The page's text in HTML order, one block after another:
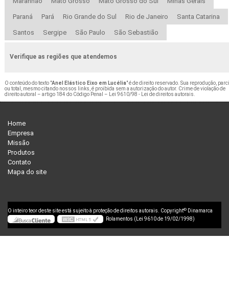
Paraná Pará Rio Grande do Sul Rio de Janeiro Santa Catarina
Santos Sergipe São Paulo São Sebastião
Verifique as regiões que atendemos
O conteúdo do texto "Anel Elástico Eixo em Lucélia" é de direito reservado. Sua reprodução,
ou total, mesmo citando nossos links, é proibida sem a autorização do autor. Crime de violação de
direito autoral – artigo 184 do Código Penal – Lei 9610/98 - Lei de direitos autorais.
Home
Empresa
Missão
Produtos
Contato
Mapa do site
O inteiro teor deste site está sujeito à proteção de direitos autorais. Copyright© Dinamarca
Rolamentos (Lei 9610 de 19/02/1998)